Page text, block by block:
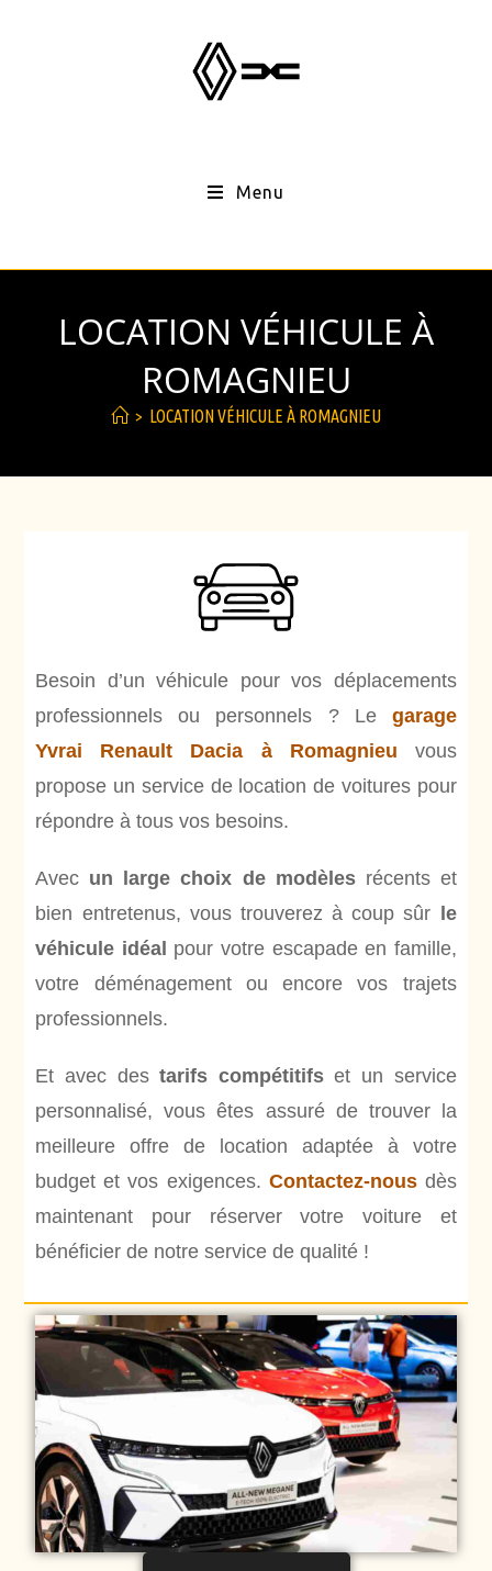
Menu
LOCATION VÉHICULE À
ROMAGNIEU
> LOCATION VÉHICULE À ROMAGNIEU
Besoin d’un véhicule pour vos déplacements
professionnels ou personnels ? Le garage
Yvrai Renault Dacia à Romagnieu vous
propose un service de location de voitures pour
répondre à tous vos besoins.
Avec un large choix de modèlesrécents et
bien entretenus, vous trouverez à coup sûr
le
véhicule idéal pour votre escapade en famille,
votre déménagement ou encore vos trajets
professionnels.
Et avec destarifs compétitifset un service
personnalisé, vous êtes assuré de trouver la
meilleure offre de location adaptée à votre
budget et vos exigences. Contactez-nousdès
maintenant pour réserver votre voiture et
bénéficier de notre service de qualité !